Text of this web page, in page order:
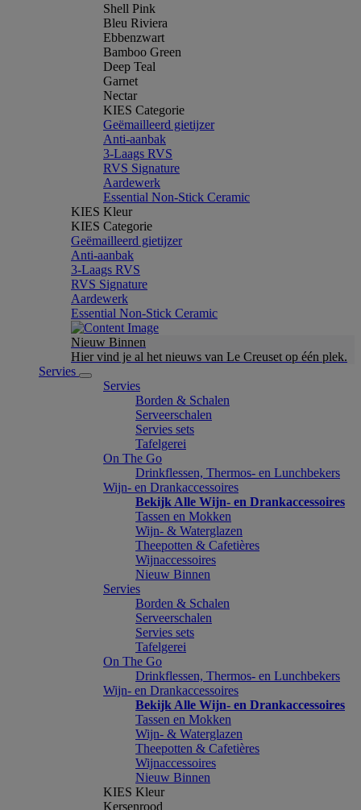
Shell Pink
Bleu Riviera
Ebbenzwart
Bamboo Green
Deep Teal
Garnet
Nectar
KIES Categorie
Geëmailleerd gietijzer
Anti-aanbak
3-Laags RVS
RVS Signature
Aardewerk
Essential Non-Stick Ceramic
KIES Kleur
KIES Categorie
Geëmailleerd gietijzer
Anti-aanbak
3-Laags RVS
RVS Signature
Aardewerk
Essential Non-Stick Ceramic
Nieuw Binnen
Hier vind je al het nieuws van Le Creuset op één plek.
Servies
Servies
Borden & Schalen
Serveerschalen
Servies sets
Tafelgerei
On The Go
Drinkflessen, Thermos- en Lunchbekers
Wijn- en Drankaccessoires
Bekijk Alle Wijn- en Drankaccessoires
Tassen en Mokken
Wijn- & Waterglazen
Theepotten & Cafetières
Wijnaccessoires
Nieuw Binnen
Servies
Borden & Schalen
Serveerschalen
Servies sets
Tafelgerei
On The Go
Drinkflessen, Thermos- en Lunchbekers
Wijn- en Drankaccessoires
Bekijk Alle Wijn- en Drankaccessoires
Tassen en Mokken
Wijn- & Waterglazen
Theepotten & Cafetières
Wijnaccessoires
Nieuw Binnen
KIES Kleur
Kersenrood